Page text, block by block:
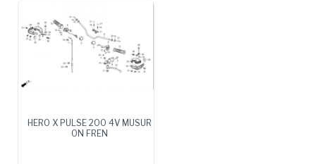
HERO X PULSE 200 4V MUSUR
ON FREN